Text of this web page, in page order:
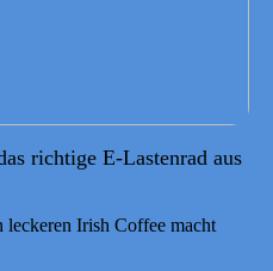
richtige E-Lastenrad aus
leckeren Irish Coffee macht